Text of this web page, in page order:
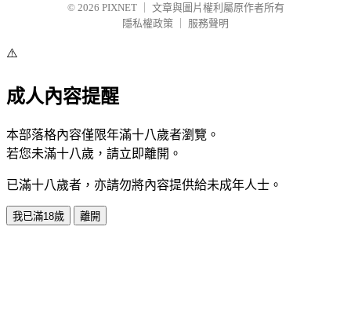
© 2026 PIXNET
文章與圖片權利屬原作者所有
隱私權政策
服務聲明
⚠️
成人內容提醒
本部落格內容僅限年滿十八歲者瀏覽。
若您未滿十八歲，請立即離開。
已滿十八歲者，亦請勿將內容提供給未成年人士。
我已滿18歲 離開